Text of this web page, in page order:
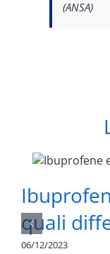
(ANSA)
quali
06/12/2023